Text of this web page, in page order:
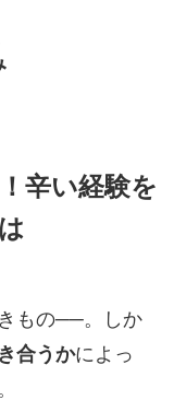
辛い経験を
もの──。しか
合うかによっ